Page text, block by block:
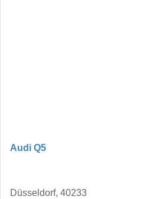
Audi Q5
Düsseldorf, 40233